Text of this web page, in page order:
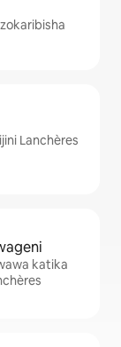
Lanchères
katika